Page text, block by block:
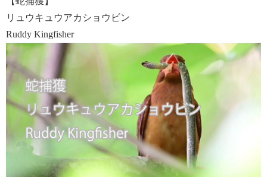
リュウキュウアカショウビン
Ruddy Kingfisher